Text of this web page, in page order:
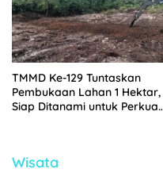
TMMD Ke-129 Tuntaskan
Pembukaan Lahan 1 Hektar,
Siap Ditanami untuk Perkuat
Wisata